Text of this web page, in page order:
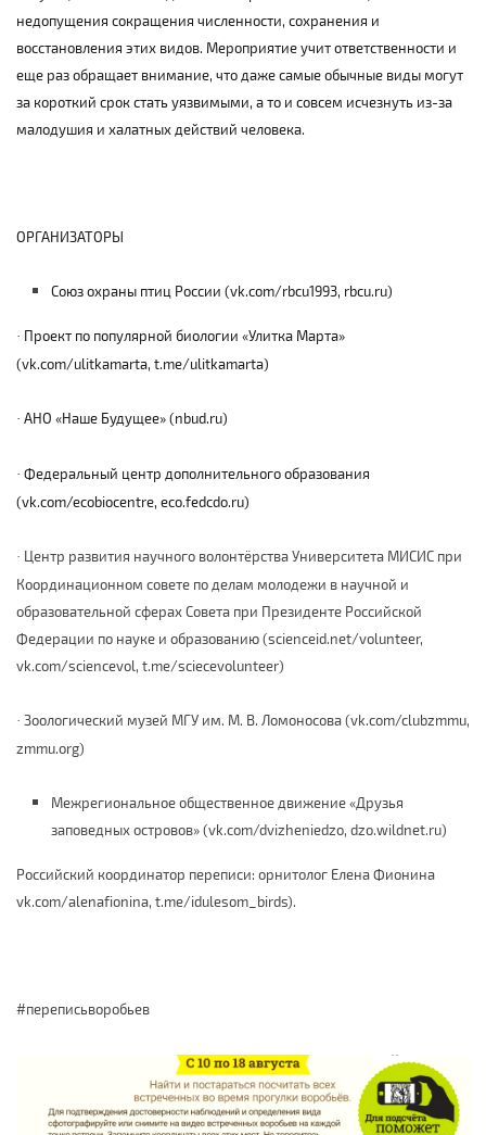
недопущения сокращения численности, сохранения и
восстановления этих видов. Мероприятие учит ответственности и
еще раз обращает внимание, что даже самые обычные виды могут
за короткий срок стать уязвимыми, а то и совсем исчезнуть из-за
малодушия и халатных действий человека.
ОРГАНИЗАТОРЫ
Союз охраны птиц России (vk.com/rbcu1993, rbcu.ru)
· Проект по популярной биологии «Улитка Марта»
(vk.com/ulitkamarta, t.me/ulitkamarta)
· АНО «Наше Будущее» (nbud.ru)
· Федеральный центр дополнительного образования
(vk.com/ecobiocentre, eco.fedcdo.ru)
· Центр развития научного волонтёрства Университета МИСИС при
Координационном совете по делам молодежи в научной и
образовательной сферах Совета при Президенте Российской
Федерации по науке и образованию(scienceid.net/volunteer,
vk.com/sciencevol, t.me/sciecevolunteer)
· Зоологический музей МГУ им. М. В. Ломоносова (vk.com/clubzmmu,
zmmu.org)
Межрегиональное общественное движение «Друзья
заповедных островов» (vk.com/dvizheniedzo, dzo.wildnet.ru)
Российский координатор переписи: орнитолог Елена Фионина
vk.com/alenafionina, t.me/idulesom_birds).
#переписьворобьев